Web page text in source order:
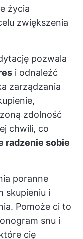
życia
zwiększenia
pozwala
i odnaleźć
zarządzania
zdolność
chwili, co
radzenie sobie
poranne
skupieniu i
Pomoże ci to
snu i
cię